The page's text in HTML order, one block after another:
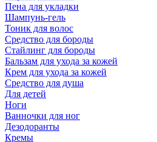
Пена для укладки
Шампунь-гель
Тоник для волос
Средство для бороды
Стайлинг для бороды
Бальзам для ухода за кожей
Крем для ухода за кожей
Средство для душа
Для детей
Ноги
Ванночки для ног
Дезодоранты
Кремы